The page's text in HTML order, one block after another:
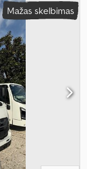
Mažas skelbimas